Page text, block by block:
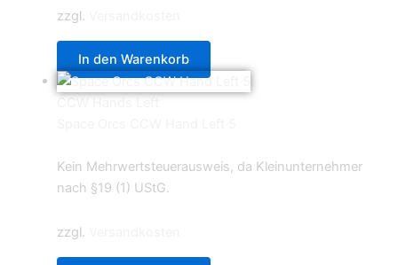
zzgl.
In den Warenkorb
CCW Hands Left
Kein Mehrwertsteuerausweis, da Kleinunternehmer
nach §19 (1) UStG.
zzgl.